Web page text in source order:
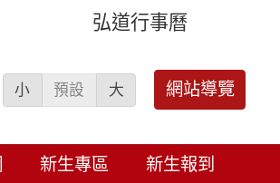
弘道行事曆
小 預設 大 網站導覽
新生專區 新生報到